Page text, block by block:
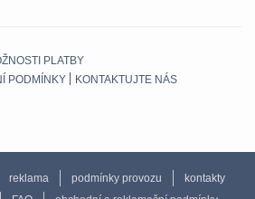
PLATBY
PODMÍNKY
KONTAKTUJTE NÁS
reklama podmínky provozu
kontakty